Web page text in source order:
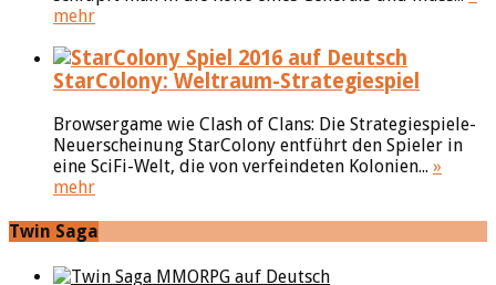
mehr
StarColony: Weltraum-Strategiespiel
Browsergame wie Clash of Clans: Die Strategiespiele-
Neuerscheinung StarColony entführt den Spieler in
eine SciFi-Welt, die von verfeindeten Kolonien... »
mehr
Twin Saga